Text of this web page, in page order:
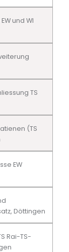
und Wl
TS
(TS
EW
Döttingen
Rai-TS-